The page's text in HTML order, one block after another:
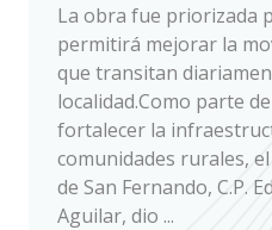
La obra fue priorizada
permitirá mejorar la
que transitan
localidad.Como parte
fortalecer la
comunidades rurales,
de San Fernando, C.P.
Aguilar, dio ...